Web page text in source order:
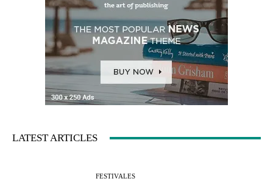
LATEST ARTICLES
FESTIVALES